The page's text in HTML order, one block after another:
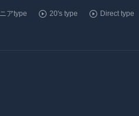
アtype 20's type Direct type